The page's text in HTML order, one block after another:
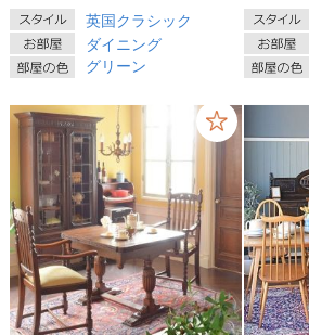
英国クラシック
ダイニング
グリーン